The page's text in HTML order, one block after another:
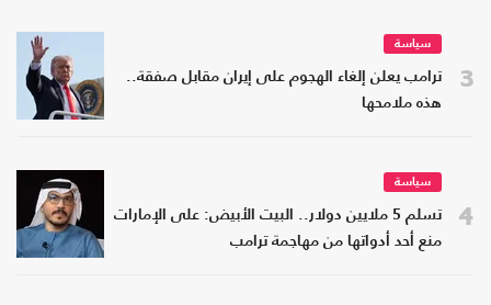
3
سياسة
ترامب يعلن إلغاء الهجوم على إيران مقابل صفقة..
هذه ملامحها
4
سياسة
تسلم 5 ملايين دولار.. البيت الأبيض: على الإمارات
منع أحد أدواتها من مهاجمة ترامب